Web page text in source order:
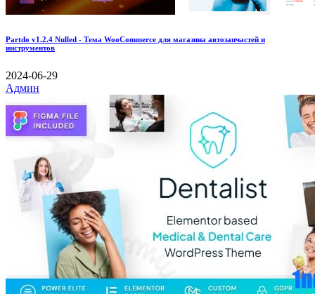
Partdo v1.2.4 Nulled - Тема WooCommerce для магазина автозапчастей и
инструментов
2024-06-29
Админ